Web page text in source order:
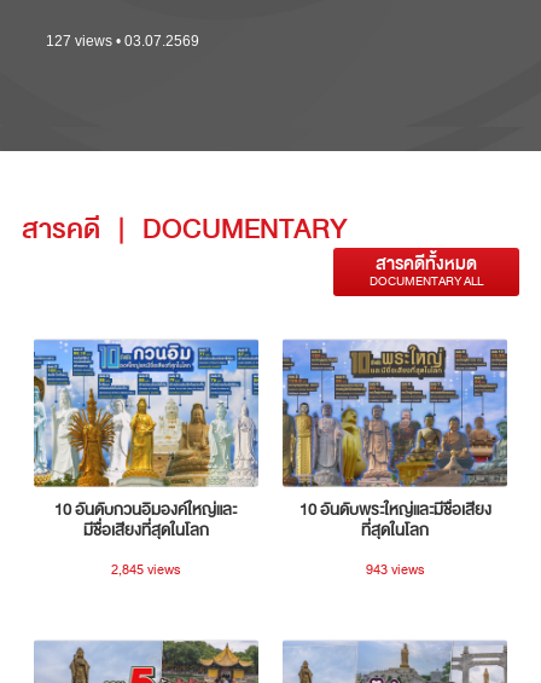
127 views • 03.07.2569
สารคดี | DOCUMENTARY
สารคดีทั้งหมด
DOCUMENTARY ALL
10 อันดับกวนอิมองค์ใหญ่และ
มีชื่อเสียงที่สุดในโลก
2,845 views
10 อันดับพระใหญ่และมีชื่อเสียง
ที่สุดในโลก
943 views